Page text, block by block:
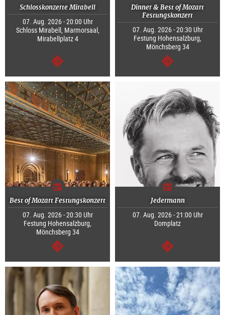
Schlosskonzerte Mirabell
07. Aug. 2026 - 20:00 Uhr
Schloss Mirabell, Marmorsaal,
Mirabellplatz 4
weiter
Dinner & Best of Mozart
Festungskonzert
07. Aug. 2026 - 20:30 Uhr
Festung Hohensalzburg,
Mönchsberg 34
weiter
Best of Mozart Festungskonzert
07. Aug. 2026 - 20:30 Uhr
Festung Hohensalzburg,
Mönchsberg 34
weiter
Jedermann
07. Aug. 2026 - 21:00 Uhr
Domplatz
weiter